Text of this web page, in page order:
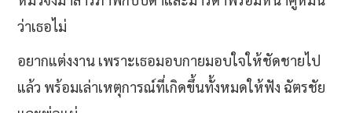
ว่าเธอไม่
อยากแต่งงาน เพราะเธอมอบกายมอบใจให้ชัดชายไป
แล้ว พร้อมเล่าเหตุการณ์ที่เกิดขึ้นทั้งหมดให้ฟัง ฉัตรชัย